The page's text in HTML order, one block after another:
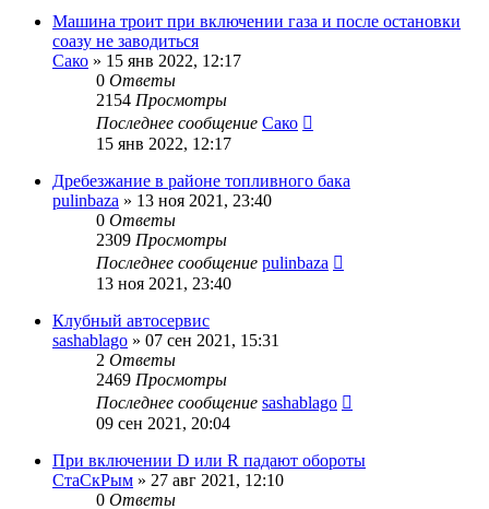
Машина троит при включении газа и после остановки
соазу не заводиться
Сако » 15 янв 2022, 12:17
0 Ответы
2154 Просмотры
Последнее сообщение Сако
15 янв 2022, 12:17
Дребезжание в районе топливного бака
pulinbaza » 13 ноя 2021, 23:40
0 Ответы
2309 Просмотры
Последнее сообщение pulinbaza
13 ноя 2021, 23:40
Клубный автосервис
sashablago » 07 сен 2021, 15:31
2 Ответы
2469 Просмотры
Последнее сообщение sashablago
09 сен 2021, 20:04
При включении D или R падают обороты
СтаСкРым » 27 авг 2021, 12:10
0 Ответы